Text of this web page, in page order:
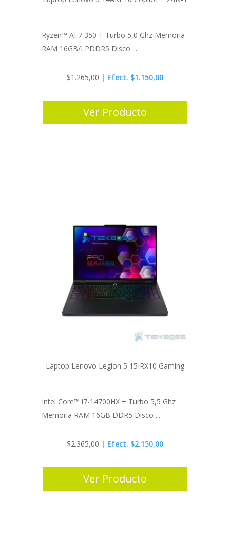
Ryzen™ AI 7 350 + Turbo 5,0 Ghz Memoria
RAM 16GB/LPDDR5 Disco ...
$1.265,00 | Efect. $1.150,00
Ver Producto
Laptop Lenovo Legion 5 15IRX10 Gaming
Intel Core™ i7-14700HX + Turbo 5,5 Ghz
Memoria RAM 16GB DDR5 Disco ...
$2.365,00 | Efect. $2.150,00
Ver Producto